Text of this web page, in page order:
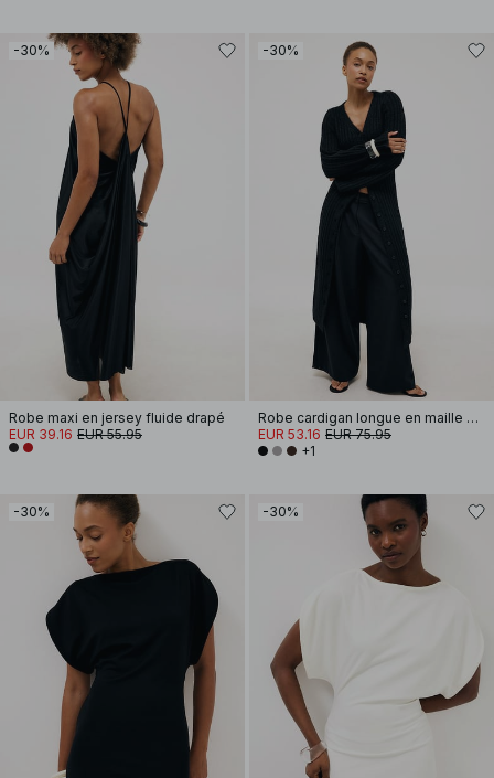
-30%
Robe maxi en jersey fluide drapé
EUR 39.16 EUR 55.95
-30%
Robe cardigan longue en maille de laine mélangée
EUR 53.16 EUR 75.95
+1
-30% -30%